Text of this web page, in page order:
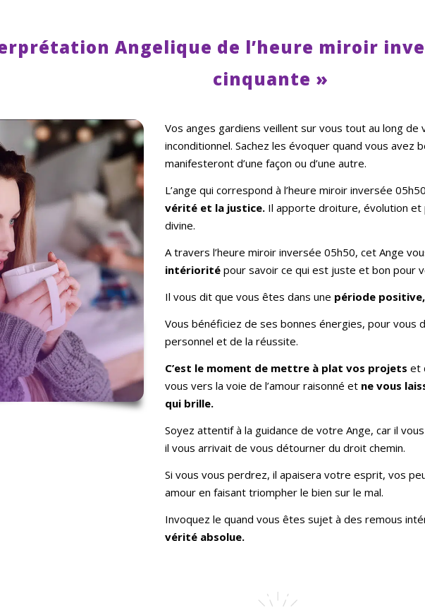
Angelique de l’heure miroir
cinquante »
Vos anges gardiens veillent sur vous tout au long de
inconditionnel. Sachez les évoquer quand vous
manifesteront d’une façon ou d’une autre.
L’ange qui correspond à l’heure miroir inversée
vérité et la justice. Il apporte droiture, évolution
divine.
A travers l’heure miroir inversée 05h50, cet Ange
intériorité pour savoir ce qui est juste et bon pour
Il vous dit que vous êtes dans une période
Vous bénéficiez de ses bonnes énergies, pour vous
personnel et de la réussite.
C’est le moment de mettre à plat vos projets et
vous vers la voie de l’amour raisonné et ne vous
qui brille.
Soyez attentif à la guidance de votre Ange, car il
il vous arrivait de vous détourner du droit chemin.
Si vous vous perdrez, il apaisera votre esprit, vos
amour en faisant triompher le bien sur le mal.
Invoquez le quand vous êtes sujet à des remous
vérité absolue.